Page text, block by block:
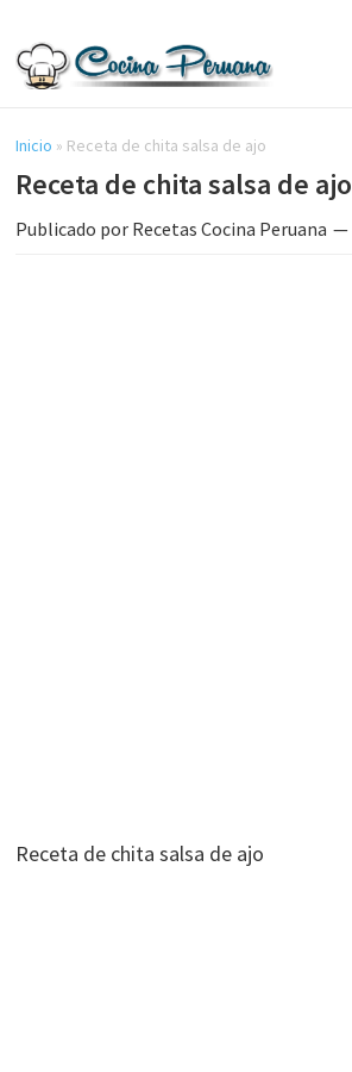
contenido
lateral
principal
Cocina
Peruana,
Recetas
de
Comida
Inicio » Receta de chita salsa de ajo
Receta de chita salsa de ajo
Publicado por Recetas Cocina Peruana
Receta de chita salsa de ajo